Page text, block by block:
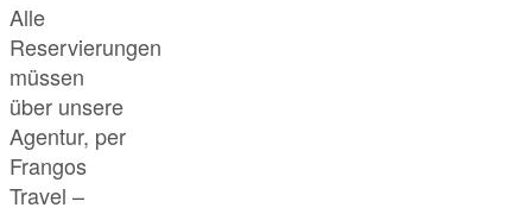
Alle
Reservierungen
müssen
über unsere
Agentur, per
Frangos
Travel –